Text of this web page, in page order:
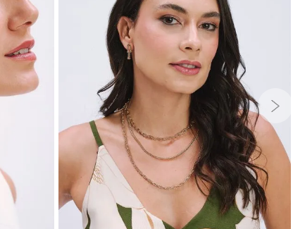
UNICO
ADICIONAR À SACOLA